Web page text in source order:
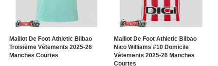
Maillot De Foot Athletic Bilbao
Troisième Vêtements 2025-26
Manches Courtes
Maillot De Foot Athletic Bilbao
Nico Williams #10 Domicile
Vêtements 2025-26 Manches
Courtes